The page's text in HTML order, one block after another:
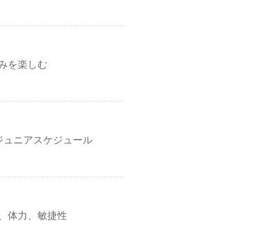
を楽しむ
ュニアスケジュール
体力、敏捷性